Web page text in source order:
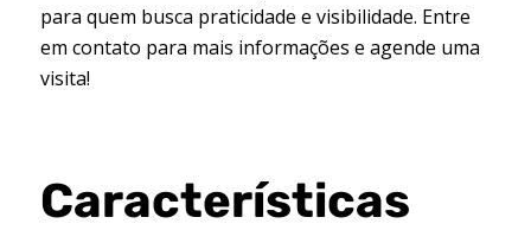
para quem busca praticidade e visibilidade. Entre
em contato para mais informações e agende uma
visita!
Características